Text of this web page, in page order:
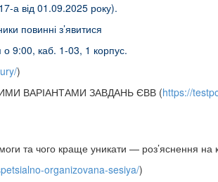
а від 01.09.2025 року).
повинні з’явитися
о 9:00, каб. 1-03, 1 корпус.
)
ВАРІАНТАМИ ЗАВДАНЬ ЄВВ (https://
та чого краще уникати — роз’яснення
organizovana-sesiya/)